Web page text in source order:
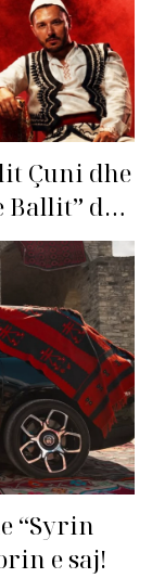
Çuni dhe
dhe
“Syrin
e saj!